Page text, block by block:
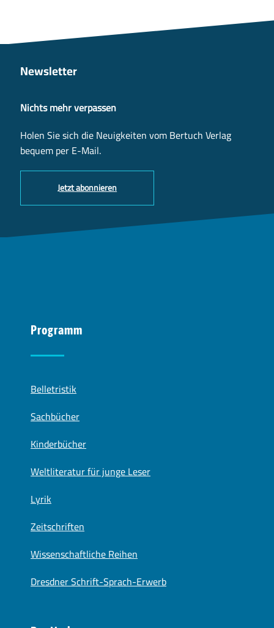
Newsletter
Nichts mehr verpassen
Holen Sie sich die Neuigkeiten vom Bertuch Verlag
bequem per E-Mail.
Jetzt abonnieren
Programm
Belletristik
Sachbücher
Kinderbücher
Weltliteratur für junge Leser
Lyrik
Zeitschriften
Wissenschaftliche Reihen
Dresdner Schrift-Sprach-Erwerb